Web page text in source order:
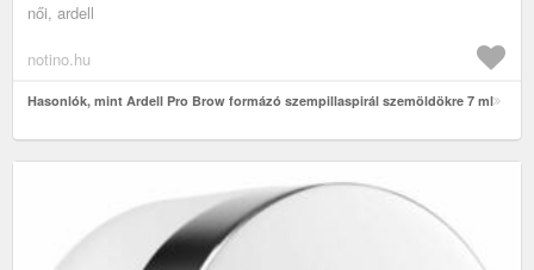
női, ardell
notino.hu
Hasonlók, mint Ardell Pro Brow formázó szempillaspirál szemöldökre 7 ml